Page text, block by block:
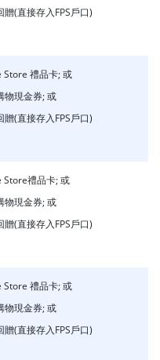
(直接存入FPS戶口)
Store 禮品卡; 或
物現金券; 或
(直接存入FPS戶口)
Store禮品卡; 或
物現金券; 或
(直接存入FPS戶口)
Store 禮品卡; 或
物現金券; 或
(直接存入FPS戶口)